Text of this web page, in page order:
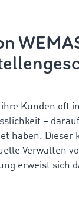
Kunden oft
–
haben.
Verwalten
erweist sich